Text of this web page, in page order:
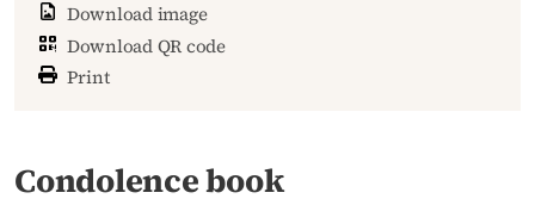
Download image
Download QR code
Print
Condolence book